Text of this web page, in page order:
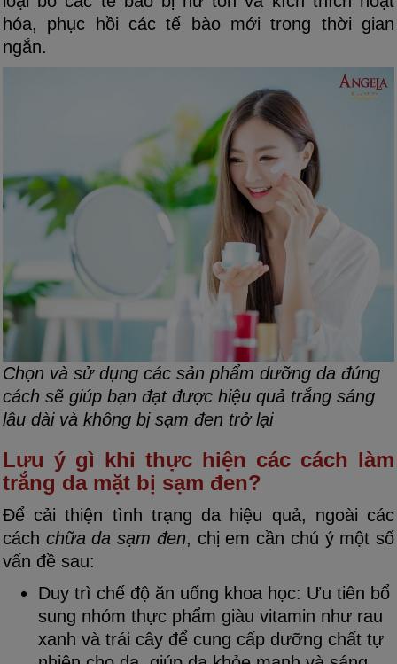
hóa, phục hồi các tế bào mới trong thời gian
ngắn.
Chọn và sử dụng các sản phẩm dưỡng da đúng
cách sẽ giúp bạn đạt được hiệu quả trắng sáng
lâu dài và không bị sạm đen trở lại
Lưu ý gì khi thực hiện các cách làm
trắng da mặt bị sạm đen?
Để cải thiện tình trạng da hiệu quả, ngoài các
cách chữa da sạm đen, chị em cần chú ý một số
vấn đề sau:
Duy trì chế độ ăn uống khoa học: Ưu tiên bổ
sung nhóm thực phẩm giàu vitamin như rau
xanh và trái cây để cung cấp dưỡng chất tự